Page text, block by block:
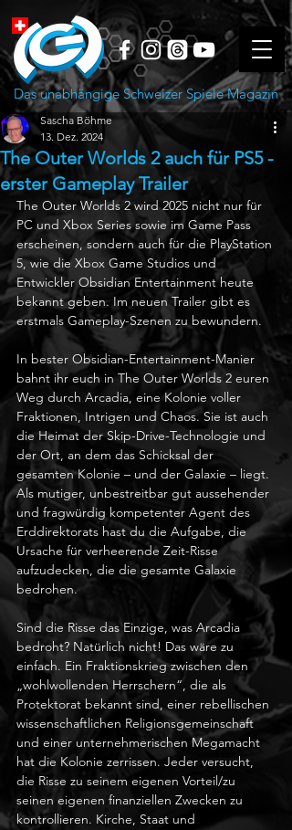
Das unabhängige Schweizer Spiele Magazin
The Outer Worlds 2 auch für PS5 -
erster Gameplay Trailer
Sascha Böhme
13. Dez. 2024
The Outer Worlds 2 wird 2025 nicht nur für
PC und Xbox Series sowie im Game Pass
erscheinen, sondern auch für die PlayStation
5, wie die Xbox Game Studios und
Entwickler Obsidian Entertainment heute
bekannt geben. Im neuen Trailer gibt es
erstmals Gameplay-Szenen zu bewundern.
In bester Obsidian-Entertainment-Manier
bahnt ihr euch in The Outer Worlds 2 euren
Weg durch Arcadia, eine Kolonie voller
Fraktionen, Intrigen und Chaos. Sie ist auch
die Heimat der Skip-Drive-Technologie und
der Ort, an dem das Schicksal der
gesamten Kolonie – und der Galaxie – liegt.
Als mutiger, unbestreitbar gut aussehender
und fragwürdig kompetenter Agent des
Erddirektorats hast du die Aufgabe, die
Ursache für verheerende Zeit-Risse
aufzudecken, die die gesamte Galaxie
bedrohen.
Sind die Risse das Einzige, was Arcadia
bedroht? Natürlich nicht! Das wäre zu
einfach. Ein Fraktionskrieg zwischen den
„wohlwollenden Herrschern“, die als
Protektorat bekannt sind, einer rebellischen
wissenschaftlichen Religionsgemeinschaft
und einer unternehmerischen Megamacht
hat die Kolonie zerrissen. Jeder versucht,
die Risse zu seinem eigenen Vorteil/zu
seinen eigenen finanziellen Zwecken zu
kontrollieren. Kirche, Staat und